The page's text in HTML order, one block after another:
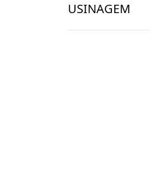
USINAGEM